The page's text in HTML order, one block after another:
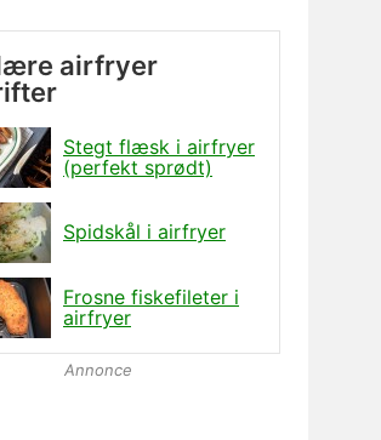
airfryer
Stegt flæsk i airfryer
(perfekt sprødt)
Spidskål i airfryer
Frosne fiskefileter i
airfryer
Annonce